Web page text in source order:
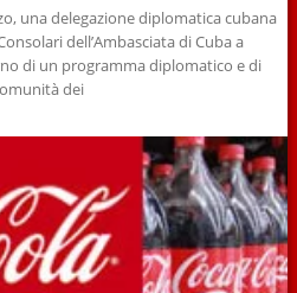
una delegazione diplomatica cubana
dell’Ambasciata di Cuba a
di un programma diplomatico e di
dei